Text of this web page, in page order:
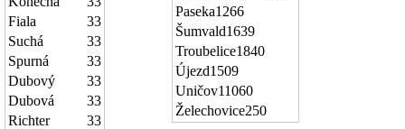
Fiala
33
Suchá
33
Spurná
33
Dubový
33
Dubová
33
Richter
33
Paseka1266
Šumvald1639
Troubelice1840
Újezd1509
Uničov11060
Želechovice250